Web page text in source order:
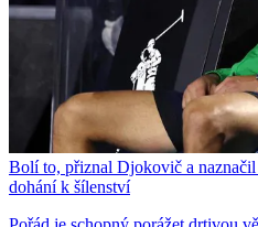
Bolí to, přiznal Djokovič a
dohání k šílenství